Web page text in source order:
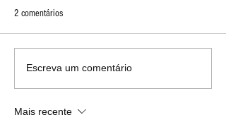
Apple supera Samsung como a
2020
2 comentários
Escreva um comentário
Mais recente